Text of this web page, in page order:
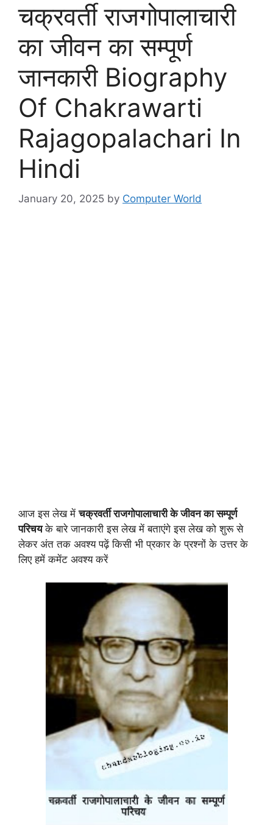
चक्रवर्ती राजगोपालाचारी
का जीवन का सम्पूर्ण
जानकारी Biography
Of Chakrawarti
Rajagopalachari In
Hindi
January 20, 2025 by Computer World
आज इस लेख मेंचक्रवर्ती राजगोपालाचारी के जीवन का सम्पूर्ण
परिचयके बारे जानकारी इस लेख में बताएंगे इस लेख को शुरू से
लेकर अंत तक अवश्य पढ़ें किसी भी प्रकार के प्रश्नों के उत्तर के
लिए हमें कमेंट अवश्य करें